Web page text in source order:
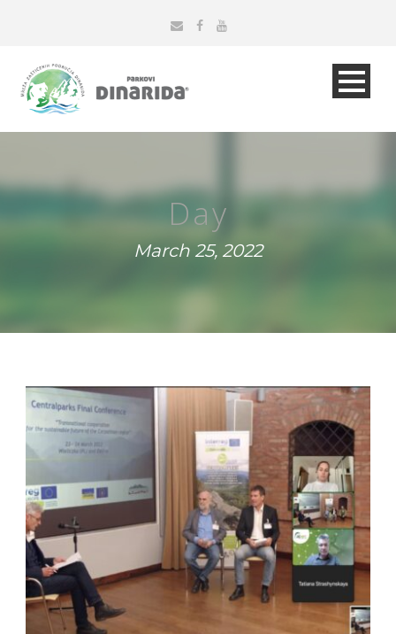
Day
March 25, 2022